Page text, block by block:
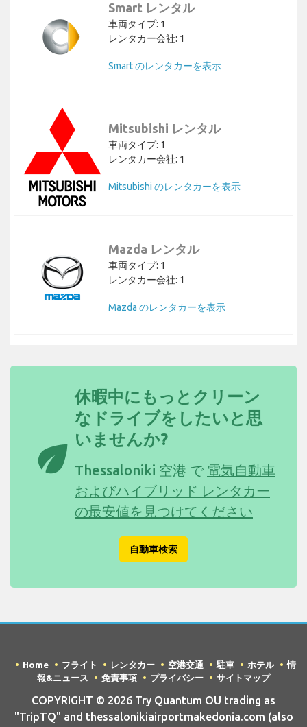
Smart レンタル
車両タイプ: 1
レンタカー会社: 1
Smart のレンタカーを表示
Mitsubishi レンタル
車両タイプ: 1
レンタカー会社: 1
Mitsubishi のレンタカーを表示
Mazda レンタル
車両タイプ: 1
レンタカー会社: 1
Mazda のレンタカーを表示
eco
休暇中にもっとクリーン
なドライブをしたいと思
いませんか?
Thessaloniki 空港 で 電気自動車
およびハイブリッド レンタカー
の最安値を見つけてください
自動車検索
Home フライト レンタカー 空港交通 駐車 ホテル
情
報&ニュース
免責事項 プライバシー サイトマップ
COPYRIGHT © 2026 Try Quantum OU trading as
"TripTQ" and thessalonikiairportmakedonia.com (also